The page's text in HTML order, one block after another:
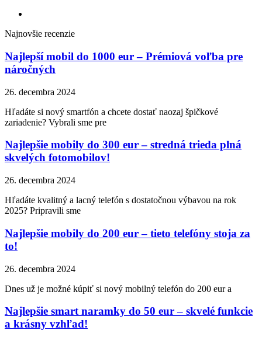
Najnovšie recenzie
Najlepší mobil do 1000 eur – Prémiová voľba pre
náročných
26. decembra 2024
Hľadáte si nový smartfón a chcete dostať naozaj špičkové
zariadenie? Vybrali sme pre
Najlepšie mobily do 300 eur – stredná trieda plná
skvelých fotomobilov!
26. decembra 2024
Hľadáte kvalitný a lacný telefón s dostatočnou výbavou na rok
2025? Pripravili sme
Najlepšie mobily do 200 eur – tieto telefóny stoja za
to!
26. decembra 2024
Dnes už je možné kúpiť si nový mobilný telefón do 200 eur a
Najlepšie smart naramky do 50 eur – skvelé funkcie
a krásny vzhľad!